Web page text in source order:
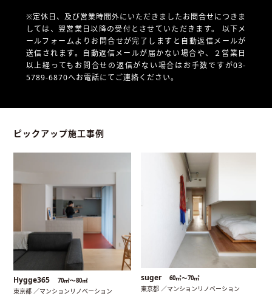
※定休日、及び営業時間外にいただきましたお問合せにつきま
しては、翌営業日以降の受付とさせていただきます。 以下メ
ールフォームよりお問合せが完了しますと自動返信メールが
送信されます。自動返信メールが届かない場合や、
２営業日
以上経ってもお問合せの返信がない場合はお手数ですが03-
5789-6870へお電話にてご連絡ください。
ピックアップ施工事例
Hygge365 70㎡〜80㎡
東京都 ／マンションリノベーション
suger 60㎡〜70㎡
東京都 ／マンションリノベーション